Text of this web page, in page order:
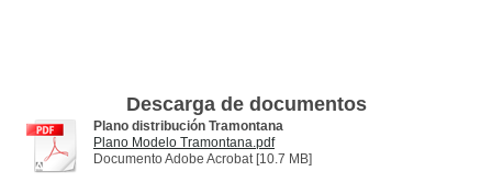
Descarga de documentos
Plano distribución Tramontana
Plano Modelo Tramontana.pdf
Documento Adobe Acrobat [10.7 MB]